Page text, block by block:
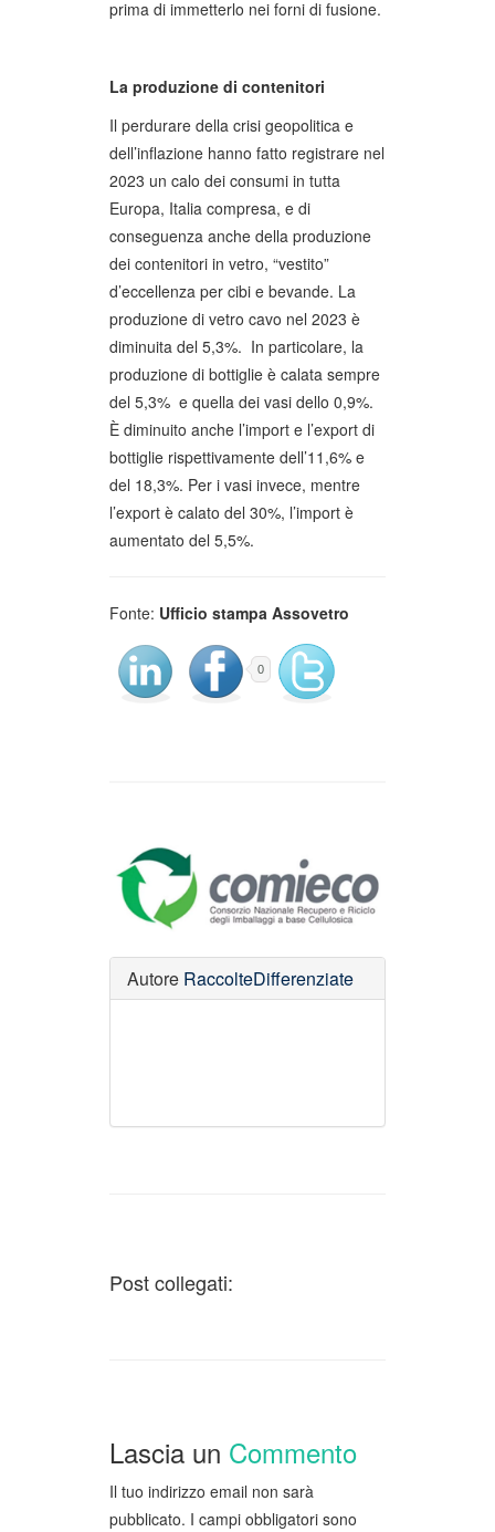
prima di immetterlo nei forni di fusione.
La produzione di contenitori
Il perdurare della crisi geopolitica e
dell’inflazione hanno fatto registrare nel
2023 un calo dei consumi in tutta
Europa, Italia compresa, e di
conseguenza anche della produzione
dei contenitori in vetro, “vestito”
d’eccellenza per cibi e bevande. La
produzione di vetro cavo nel 2023 è
diminuita del 5,3%. In particolare, la
produzione di bottiglie è calata sempre
del 5,3% e quella dei vasi dello 0,9%.
È diminuito anche l’import e l’export di
bottiglie rispettivamente dell’11,6% e
del 18,3%. Per i vasi invece, mentre
l’export è calato del 30%, l’import è
aumentato del 5,5%.
Fonte: Ufficio stampa Assovetro
0
Autore RaccolteDifferenziate
Post collegati:
Lascia un Commento
Il tuo indirizzo email non sarà
pubblicato. I campi obbligatori sono